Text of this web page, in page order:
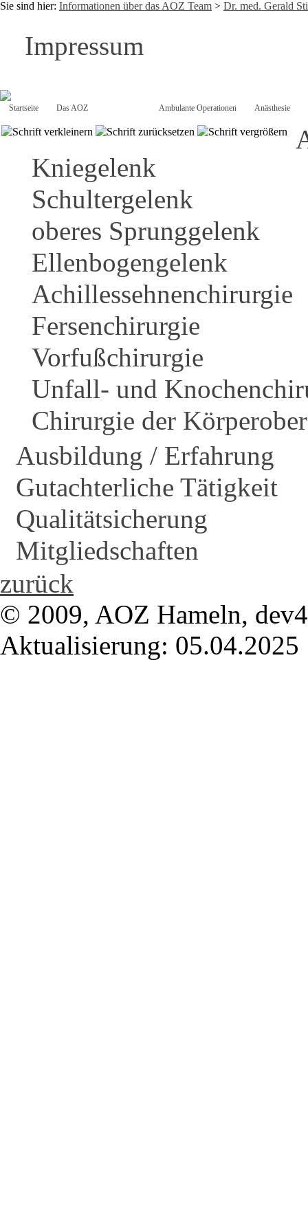
Sie sind hier: Informationen über das AOZ Team > Dr. med. Gerald
Impressum
Startseite Das AOZ Ambulante Operationen Anästhesie
Kniegelenk
Schultergelenk
oberes Sprunggelenk
Ellenbogengelenk
Achillessehnenchirurgie
Fersenchirurgie
Vorfußchirurgie
Unfall- und
Chirurgie der
Ausbildung / Erfahrung
Gutachterliche Tätigkeit
Qualitätsicherung
Mitgliedschaften
zurück
© 2009, AOZ Hameln,
Aktualisierung: 05.04.2025